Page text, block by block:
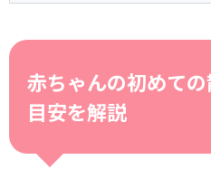
赤ちゃんの初めて
目安を解説